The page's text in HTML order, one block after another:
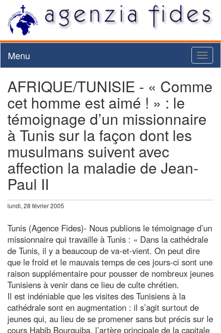
Menu
AFRIQUE/TUNISIE - « Comme
cet homme est aimé ! » : le
témoignage d’un missionnaire
à Tunis sur la façon dont les
musulmans suivent avec
affection la maladie de Jean-
Paul II
lundi, 28 février 2005
Tunis (Agence Fides)- Nous publions le témoignage d’un
missionnaire qui travaille à Tunis : « Dans la cathédrale
de Tunis, il y a beaucoup de va-et-vient. On peut dire
que le froid et le mauvais temps de ces jours-ci sont une
raison supplémentaire pour pousser de nombreux jeunes
Tunisiens à venir dans ce lieu de culte chrétien.
Il est indéniable que les visites des Tunisiens à la
cathédrale sont en augmentation : il s’agit surtout de
jeunes qui, au lieu de se promener sans but précis sur le
cours Habib Bourguiba, l’artère principale de la capitale